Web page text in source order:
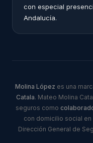
con especial
Andalucía.
Molina López es una
Catala. Mateo Molina
seguros como
con domicilio social en
Dirección General de